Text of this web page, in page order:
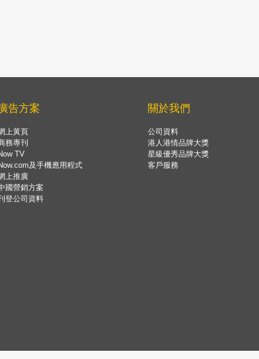
告方案
上黃頁
務專刊
TV
及手機應用程式
上推廣
國營銷方案
登公司資料
關於我們
公司資料
港人港情品牌大獎
星級優秀品牌大獎
客戶服務